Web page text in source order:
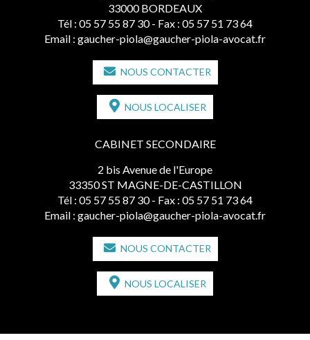
33000 BORDEAUX
Tél : 05 57 55 87 30 - Fax : 05 57 51 73 64
Email : gaucher-piola@gaucher-piola-avocat.fr
NOUS CONTACTER
NOUS LOCALISER
CABINET SECONDAIRE
2 bis Avenue de l'Europe
33350 ST MAGNE-DE-CASTILLON
Tél : 05 57 55 87 30 - Fax : 05 57 51 73 64
Email : gaucher-piola@gaucher-piola-avocat.fr
NOUS CONTACTER
NOUS LOCALISER